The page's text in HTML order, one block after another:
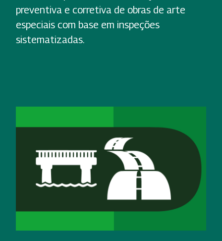
preventiva e corretiva de obras de arte
especiais com base em inspeções
sistematizadas.